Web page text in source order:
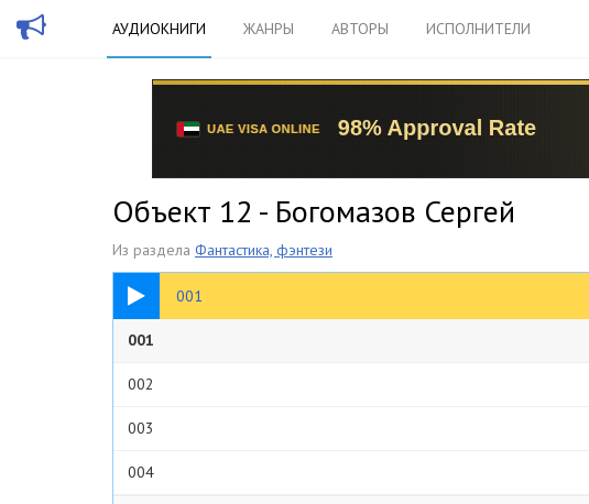
АУДИОКНИГИ ЖАНРЫ АВТОРЫ ИСПОЛНИТЕЛИ
Объект 12 - Богомазов Сергей
Из раздела Фантастика, фэнтези
001
27:49
001
002
003
004